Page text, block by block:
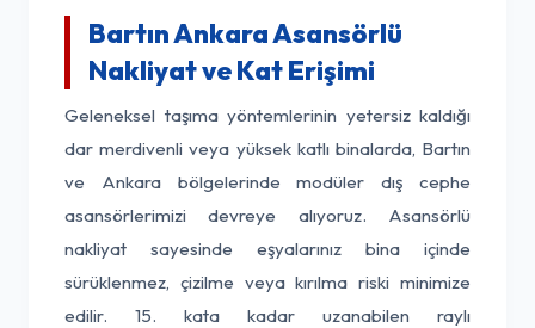
Bartın Ankara Asansörlü
Nakliyat ve Kat Erişimi
Geleneksel taşıma yöntemlerinin yetersiz kaldığı
dar merdivenli veya yüksek katlı binalarda, Bartın
ve Ankara bölgelerinde modüler dış cephe
asansörlerimizi devreye alıyoruz. Asansörlü
nakliyat sayesinde eşyalarınız bina içinde
sürüklenmez, çizilme veya kırılma riski minimize
edilir. 15. kata kadar uzanabilen raylı